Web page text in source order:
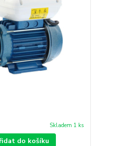
Skladem 1 ks
do košíku